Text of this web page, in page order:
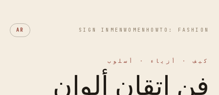
HOWTO: FASHION
WOMEN
MEN
SIGN IN
AR
كيف · أزياء · أسلوب
فن إتقان ألوان